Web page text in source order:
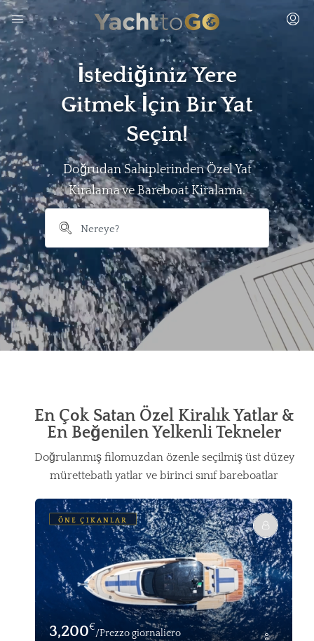
İstediğiniz Yere
Gitmek İçin Bir Yat
Seçin!
Doğrudan Sahiplerinden Özel Yat
Kiralama ve Bareboat Kiralama.
```
En Çok Satan Özel Kiralık Yatlar &
En Beğenilen Yelkenli Tekneler
Doğrulanmış filomuzdan özenle seçilmiş üst düzey
mürettebatlı yatlar ve birinci sınıf bareboatlar
ÖNE ÇIKANLAR
3,200€
/Prezzo giornaliero